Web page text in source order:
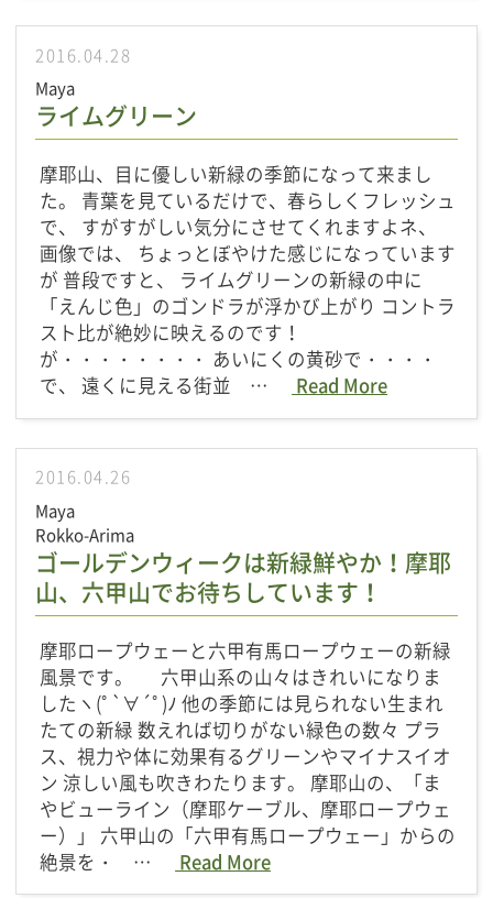
2016.04.28
Maya
ライムグリーン
摩耶山、目に優しい新緑の季節になって来まし
た。 青葉を見ているだけで、春らしくフレッシュ
で、 すがすがしい気分にさせてくれますよネ、
画像では、 ちょっとぼやけた感じになっています
が 普段ですと、 ライムグリーンの新緑の中に
「えんじ色」のゴンドラが浮かび上がり コントラ
スト比が絶妙に映えるのです！
が・・・・・・・・ あいにくの黄砂で・・・・
で、 遠くに見える街並 …
Read More
2016.04.26
Maya
Rokko-Arima
ゴールデンウィークは新緑鮮やか！摩耶
山、六甲山でお待ちしています！
摩耶ロープウェーと六甲有馬ロープウェーの新緑
風景です。 六甲山系の山々はきれいになりま
したヽ(ﾟ`∀´ﾟ)ﾉ 他の季節には見られない生まれ
たての新緑 数えれば切りがない緑色の数々 プラ
ス、視力や体に効果有るグリーンやマイナスイオ
ン 涼しい風も吹きわたります。 摩耶山の、「ま
やビューライン（摩耶ケーブル、摩耶ロープウェ
ー）」 六甲山の「六甲有馬ロープウェー」からの
絶景を・ …
Read More